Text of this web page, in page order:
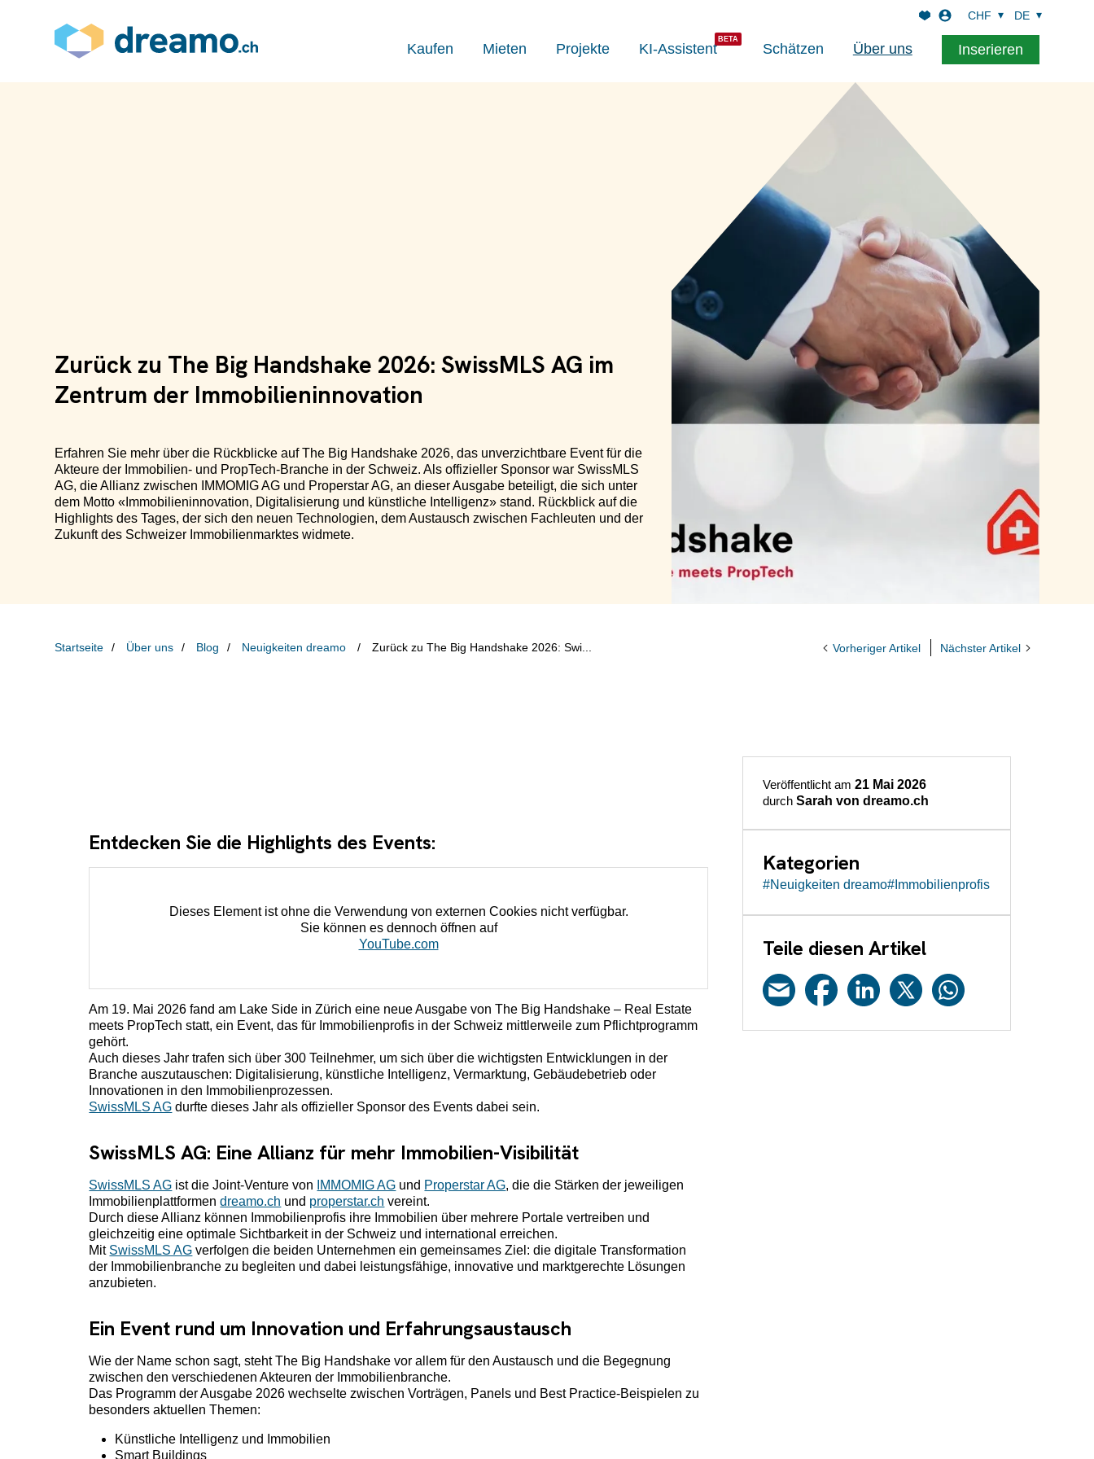
Kaufen Mieten Projekte KI-Assistent Schätzen Über uns Inserieren
CHF DE
Zurück zu The Big Handshake 2026: SwissMLS AG im
Zentrum der Immobilieninnovation
Erfahren Sie mehr über die Rückblicke auf The Big Handshake 2026, das unverzichtbare Event für die
Akteure der Immobilien- und PropTech-Branche in der Schweiz. Als offizieller Sponsor war SwissMLS
AG, die Allianz zwischen IMMOMIG AG und Properstar AG, an dieser Ausgabe beteiligt, die sich unter
dem Motto «Immobilieninnovation, Digitalisierung und künstliche Intelligenz» stand. Rückblick auf die
Highlights des Tages, der sich den neuen Technologien, dem Austausch zwischen Fachleuten und der
Zukunft des Schweizer Immobilienmarktes widmete.
Startseite Über uns Blog Neuigkeiten dreamo Zurück zu The Big Handshake 2026: Swi... Vorheriger Artikel Nächster Artikel
Entdecken Sie die Highlights des Events:
Dieses Element ist ohne die Verwendung von externen Cookies nicht verfügbar.
Sie können es dennoch öffnen auf
YouTube.com
Am 19. Mai 2026 fand am Lake Side in Zürich eine neue Ausgabe von The Big Handshake – Real Estate
meets PropTech statt, ein Event, das für Immobilienprofis in der Schweiz mittlerweile zum Pflichtprogramm
gehört.
Auch dieses Jahr trafen sich über 300 Teilnehmer, um sich über die wichtigsten Entwicklungen in der
Branche auszutauschen: Digitalisierung, künstliche Intelligenz, Vermarktung, Gebäudebetrieb oder
Innovationen in den Immobilienprozessen.
SwissMLS AG durfte dieses Jahr als offizieller Sponsor des Events dabei sein.
SwissMLS AG: Eine Allianz für mehr Immobilien-Visibilität
SwissMLS AG ist die Joint-Venture von IMMOMIG AG und Properstar AG, die die Stärken der jeweiligen
Immobilienplattformendreamo.ch und properstar.ch vereint.
Durch diese Allianz können Immobilienprofis ihre Immobilien über mehrere Portale vertreiben und
gleichzeitig eine optimale Sichtbarkeit in der Schweiz und international erreichen.
Mit SwissMLS AG verfolgen die beiden Unternehmen ein gemeinsames Ziel: die digitale Transformation
der Immobilienbranche zu begleiten und dabei leistungsfähige, innovative und marktgerechte Lösungen
anzubieten.
Ein Event rund um Innovation und Erfahrungsaustausch
Wie der Name schon sagt, steht The Big Handshake vor allem für den Austausch und die Begegnung
zwischen den verschiedenen Akteuren der Immobilienbranche.
Das Programm der Ausgabe 2026 wechselte zwischen Vorträgen, Panels und Best Practice-Beispielen zu
besonders aktuellen Themen:
Künstliche Intelligenz und Immobilien
Smart Buildings
Veröffentlicht am 21 Mai 2026
durch Sarah von dreamo.ch
Kategorien
#Neuigkeiten dreamo#Immobilienprofis
Teile diesen Artikel